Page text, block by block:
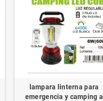
lampara linterna para
emergencia y camping a